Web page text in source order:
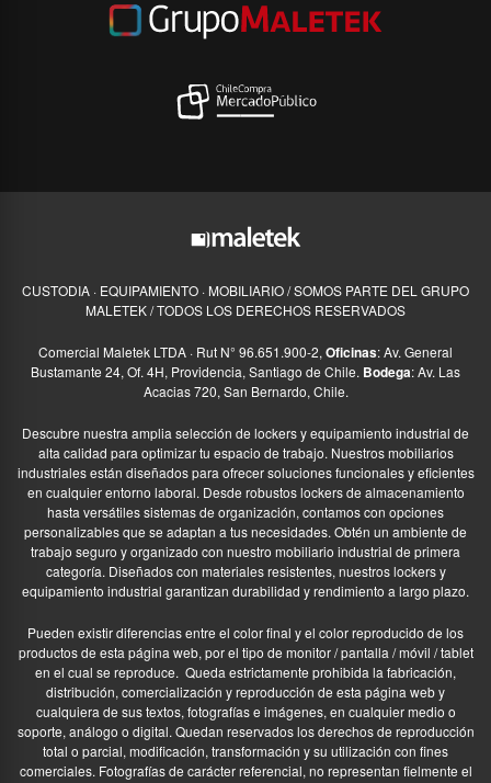
CUSTODIA · EQUIPAMIENTO · MOBILIARIO / SOMOS PARTE DEL GRUPO
MALETEK / TODOS LOS DERECHOS RESERVADOS
Comercial Maletek LTDA · Rut N° 96.651.900-2, Oficinas: Av. General
Bustamante 24, Of. 4H, Providencia, Santiago de Chile. Bodega: Av. Las
Acacias 720, San Bernardo, Chile.
Descubre nuestra amplia selección de lockers y equipamiento industrial de
alta calidad para optimizar tu espacio de trabajo. Nuestros mobiliarios
industriales están diseñados para ofrecer soluciones funcionales y eficientes
en cualquier entorno laboral. Desde robustos lockers de almacenamiento
hasta versátiles sistemas de organización, contamos con opciones
personalizables que se adaptan a tus necesidades. Obtén un ambiente de
trabajo seguro y organizado con nuestro mobiliario industrial de primera
categoría. Diseñados con materiales resistentes, nuestros lockers y
equipamiento industrial garantizan durabilidad y rendimiento a largo plazo.
Pueden existir diferencias entre el color final y el color reproducido de los
productos de esta página web, por el tipo de monitor / pantalla / móvil / tablet
en el cual se reproduce. Queda estrictamente prohibida la fabricación,
distribución, comercialización y reproducción de esta página web y
cualquiera de sus textos, fotografías e imágenes, en cualquier medio o
soporte, análogo o digital. Quedan reservados los derechos de reproducción
total o parcial, modificación, transformación y su utilización con fines
comerciales. Fotografías de carácter referencial, no representan fielmente el